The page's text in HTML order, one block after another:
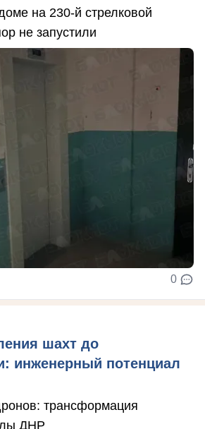
на 230-й стрелковой
не запустили
0
шахт до
инженерный потенциал
трансформация
ДНР